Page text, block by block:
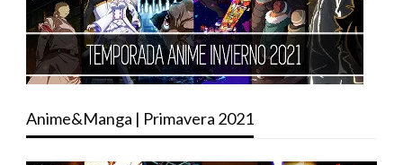
Anime&Manga | Primavera 2021